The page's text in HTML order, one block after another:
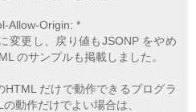
Allow-Origin: *
変更し、戻り値もJSONP をやめ
のサンプルも掲載しました。
HTML だけで動作できるプログラ
動作だけでよい場合は、